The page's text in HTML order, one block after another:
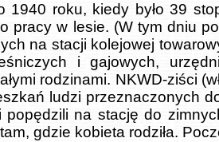
1940 roku, kiedy było 39
pracy w lesie. (W tym dniu
na stacji kolejowej
i gajowych,
rodzinami. NKWD-ziści
ludzi przeznaczonych
na stację do
gdzie kobieta rodziła.